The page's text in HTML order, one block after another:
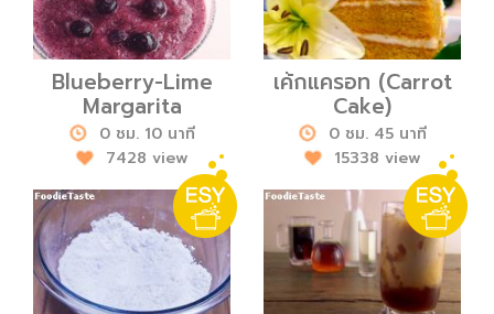
Blueberry-Lime
Margarita
0 ชม. 10 นาที
7428 view
เค้กแครอท (Carrot
Cake)
0 ชม. 45 นาที
15338 view